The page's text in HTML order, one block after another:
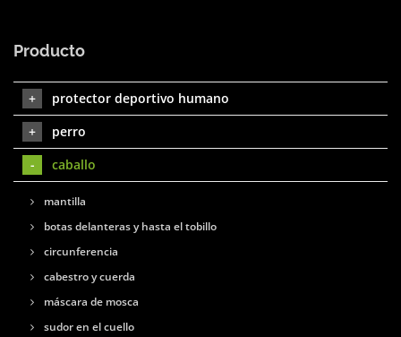
Producto
protector deportivo humano
perro
caballo
mantilla
botas delanteras y hasta el tobillo
circunferencia
cabestro y cuerda
máscara de mosca
sudor en el cuello